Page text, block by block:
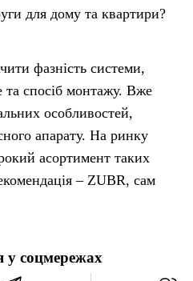
для дому та квартири?
фазність системи,
та спосіб монтажу. Вже
особливостей,
апарату. На ринку
асортимент таких
– ZUBR, сам
у соцмережах